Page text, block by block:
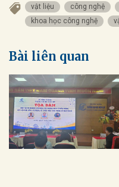
vật liệu công nghệ
khoa học công nghệ
Bài liên quan